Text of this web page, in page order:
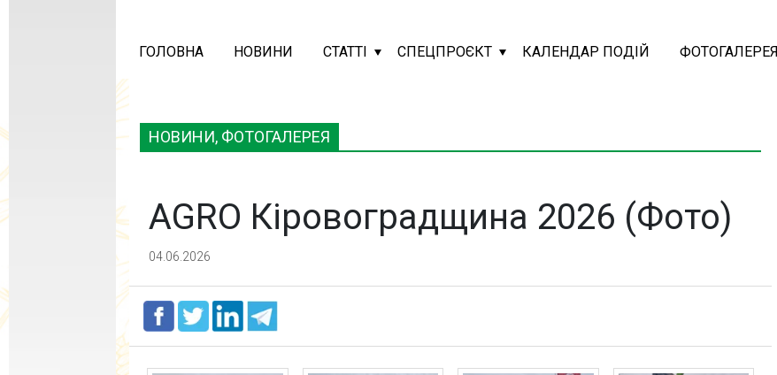
ГОЛОВНА НОВИНИ СТАТТІ СПЕЦПРОЄКТ КАЛЕНДАР ПОДІЙ ФОТОГАЛЕРЕЯ
НОВИНИ, ФОТОГАЛЕРЕЯ
AGRO Кіровоградщина 2026 (Фото)
04.06.2026